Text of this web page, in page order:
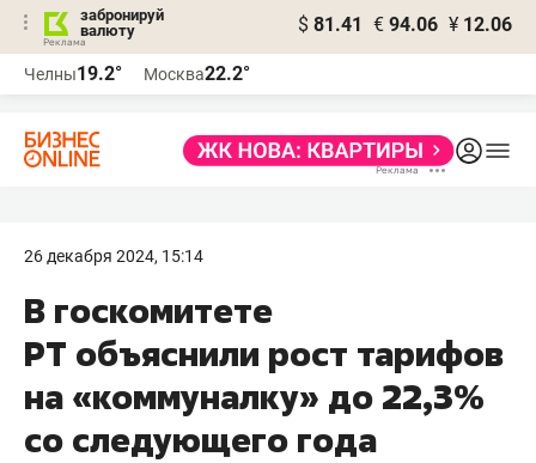
забронируй
валюту
$ 81.41 € 94.06 ¥ 12.06
Челны19.2° Москва22.2°
26 декабря 2024, 15:14
В госкомитете
РТ объяснили рост тарифов
на «коммуналку» до 22,3%
со следующего года